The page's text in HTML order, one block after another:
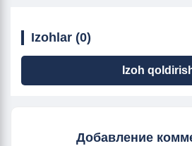
Izohlar (0)
Izoh
Добавление